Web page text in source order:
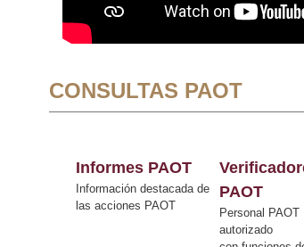
CONSULTAS PAOT
Informes PAOT
Información destacada de
las acciones PAOT
PAOT
Personal PAOT
autorizado